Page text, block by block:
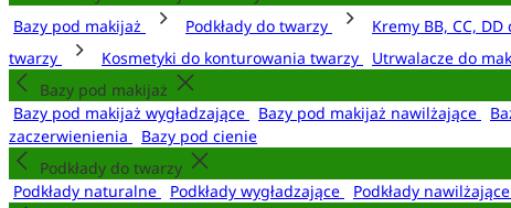
Bazy pod makijaż
Podkłady do twarzy Kremy BB, CC,
twarzy
Kosmetyki do konturowania twarzy
Utrwalacze do
Bazy pod makijaż
Bazy pod makijaż wygładzające
Bazy pod makijaż nawilżające
zaczerwienienia
Bazy pod cienie
Podkłady do twarzy
Podkłady naturalne
Podkłady wygładzające Podkłady nawilżające